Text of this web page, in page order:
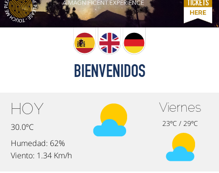
BIENVENIDOS
HOY
30.0ºC
Humedad: 62%
Viento: 1.34 Km/h
Viernes
23ºC / 29ºC